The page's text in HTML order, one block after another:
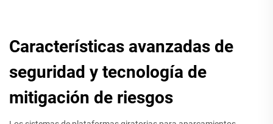
Características avanzadas de
seguridad y tecnología de
mitigación de riesgos